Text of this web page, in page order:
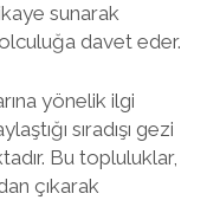
sunarak
davet eder.
yönelik ilgi
sıradışı gezi
Bu topluluklar,
çıkarak